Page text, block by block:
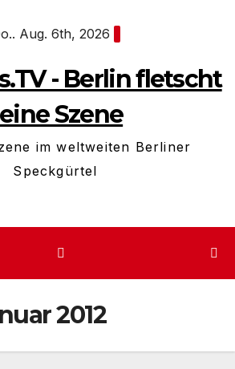
Aug. 6th, 2026
- Berlin fletscht
Szene
im weltweiten Berliner
Speckgürtel
2012